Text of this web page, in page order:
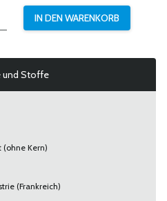
und Stoffe
(ohne Kern)
(Frankreich)